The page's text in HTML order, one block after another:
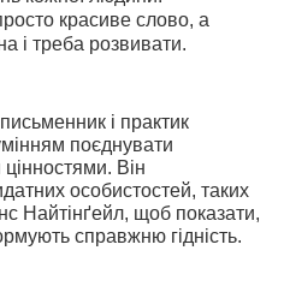
красиве слово, а
і треба розвивати.
і практик
поєднувати
Він
особистостей, таких
Найтінґейл, щоб показати,
справжню гідність.